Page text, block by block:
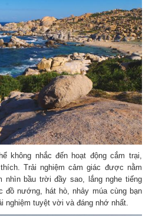
không nhắc đến hoạt động cắm trại,
Trải nghiệm cảm giác được nằm
nhìn bầu trời đầy sao, lắng nghe tiếng
đồ nướng, hát hò, nhảy múa cùng bạn
tuyệt vời và đáng nhớ nhất.